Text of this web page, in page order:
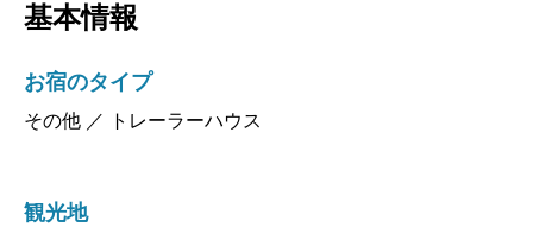
基本情報
お宿のタイプ
その他 ／ トレーラーハウス
観光地